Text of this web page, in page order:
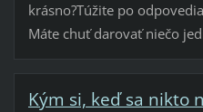
krásno?Túžite po
Máte chuť darovať niečo
Kým si, keď sa nikto